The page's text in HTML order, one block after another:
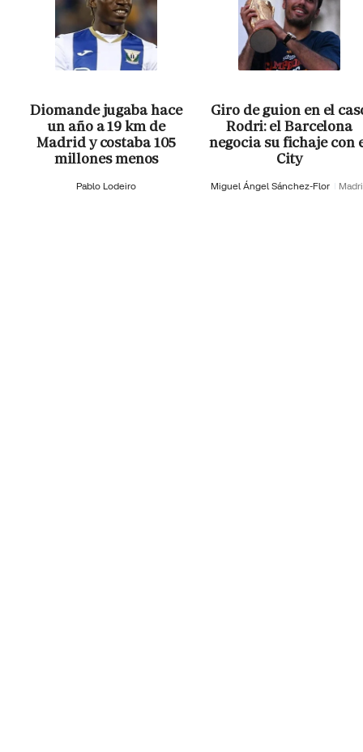
Diomande jugaba hace
un año a 19 km de
Madrid y costaba 105
millones menos
Pablo Lodeiro
Giro de guion en el
Rodri: el Barcelona
negocia su fichaje con
City
Miguel Ángel Sánchez-Flor